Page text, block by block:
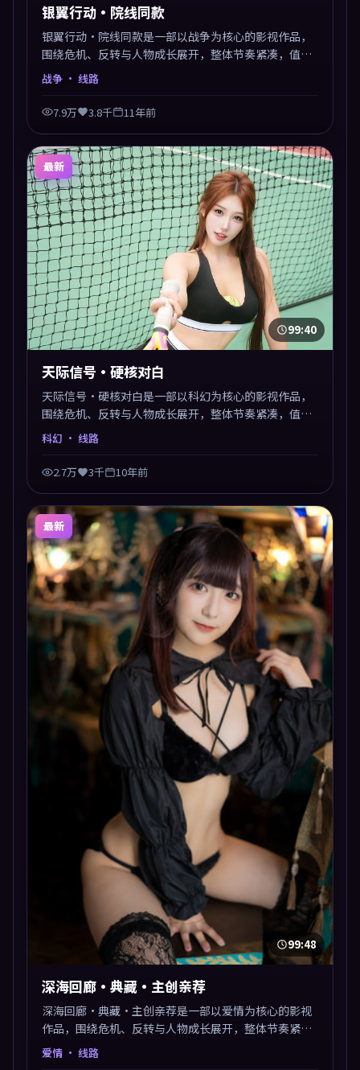
银翼行动·院线同款
银翼行动·院线同款是一部以战争为核心的影视作品，
围绕危机、反转与人物成长展开，整体节奏紧凑，值得
推荐观看。
战争 · 线路
7.9万 3.8千 11年前
最新
99:40
天际信号·硬核对白
天际信号·硬核对白是一部以科幻为核心的影视作品，
围绕危机、反转与人物成长展开，整体节奏紧凑，值得
推荐观看。
科幻 · 线路
2.7万 3千 10年前
最新
99:48
深海回廊·典藏·主创亲荐
深海回廊·典藏·主创亲荐是一部以爱情为核心的影视
作品，围绕危机、反转与人物成长展开，整体节奏紧
凑，值得推荐观看。
爱情 · 线路